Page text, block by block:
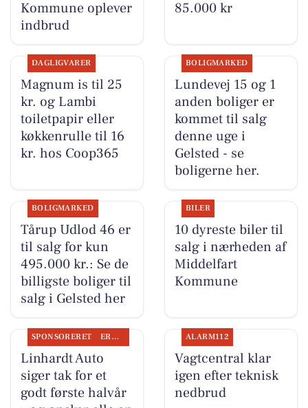
Kommune oplever
indbrud
85.000 kr
DAGLIGVARER
Magnum is til 25
kr. og Lambi
toiletpapir eller
køkkenrulle til 16
kr. hos Coop365
BOLIGMARKED
Lundevej 15 og 1
anden boliger er
kommet til salg
denne uge i
Gelsted - se
boligerne her.
BOLIGMARKED
Tårup Udlod 46 er
til salg for kun
495.000 kr.: Se de
billigste boliger til
salg i Gelsted her
BILER
10 dyreste biler til
salg i nærheden af
Middelfart
Kommune
SPONSORERET ERHVERV
Linhardt Auto
siger tak for et
godt første halvår
ALARM112
Vagtcentral klar
igen efter teknisk
nedbrud